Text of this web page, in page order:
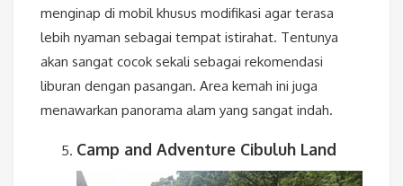
menginap di mobil khusus modifikasi agar terasa
lebih nyaman sebagai tempat istirahat. Tentunya
akan sangat cocok sekali sebagai rekomendasi
liburan dengan pasangan. Area kemah ini juga
menawarkan panorama alam yang sangat indah.
Camp and Adventure Cibuluh Land